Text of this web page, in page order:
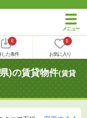
0
した条件
0
お気に入り
)の賃貸物件(賃貸